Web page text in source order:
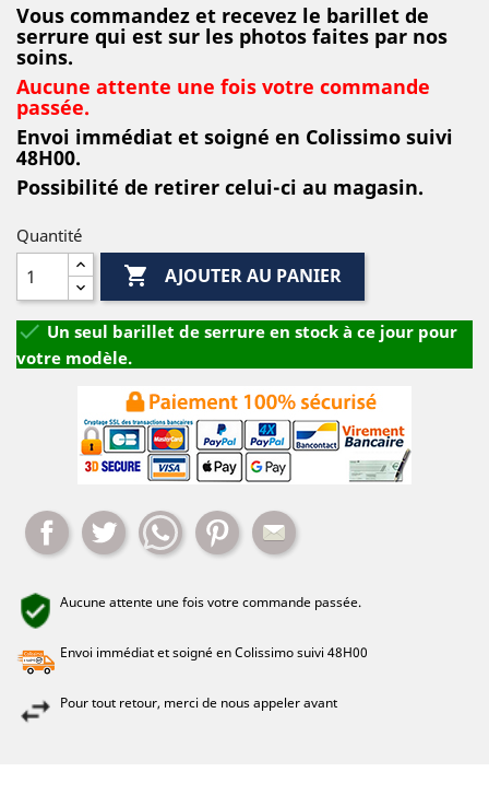
Vous commandez et recevez le barillet de
serrure qui est sur les photos faites par nos
soins.
Aucune attente une fois votre commande
passée.
Envoi immédiat et soigné en Colissimo suivi
48H00.
Possibilité de retirer celui-ci au magasin.
Quantité
 AJOUTER AU PANIER
 Un seul barillet de serrure en stock à ce jour pour
votre modèle.
Partager Tweet WhatsappPinterest
Aucune attente une fois votre commande passée.
Envoi immédiat et soigné en Colissimo suivi 48H00
Pour tout retour, merci de nous appeler avant